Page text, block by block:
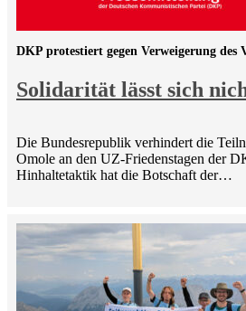
Solidarität lässt sich
DKP protestiert gegen Verweigerung des
Die Bundesrepublik verhindert die
Omole an den UZ-Friedenstagen der
Hinhaltetaktik hat die Botschaft der…